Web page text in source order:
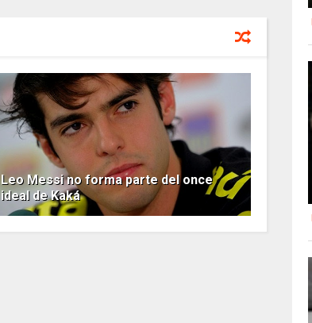
Leo Messi no forma parte del once
ideal de Kaká